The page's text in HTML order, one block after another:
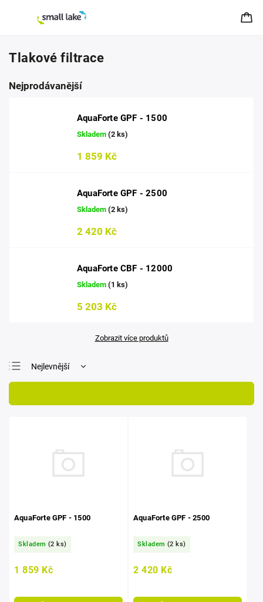
Tlakové filtrace
Nejprodávanější
AquaForte GPF - 1500
Skladem (2 ks)
1 859 Kč
AquaForte GPF - 2500
Skladem (2 ks)
2 420 Kč
AquaForte CBF - 12000
Skladem (1 ks)
5 203 Kč
Zobrazit více produktů
Nejlevnější
Nejprodávanější
AquaForte GPF - 1500
Skladem (2 ks)
1 859 Kč
AquaForte GPF - 2500
Skladem (2 ks)
2 420 Kč